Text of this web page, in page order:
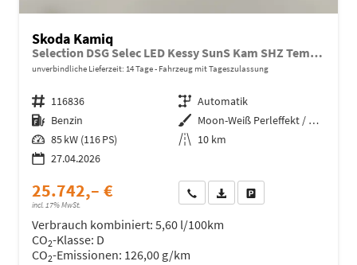
Skoda Kamiq
Selection DSG Selec LED Kessy SunS Kam SHZ Temp PDC
unverbindliche Lieferzeit: 14 Tage Fahrzeug mit Tageszulassung
Fahrzeugnr. 116836 Getriebe Automatik
Kraftstoff Benzin Außenfarbe
Moon-Weiß Perleffekt / Dach in B
Leistung 85 kW (116 PS) Kilometerstand 10 km
27.04.2026
25.742,– €
incl. 17% MwSt.
Wir rufen Sie anFahrzeugexposé (PDF)
Verbrauch kombiniert: 5,60 l/100km
CO2-Klasse: D
CO2-Emissionen: 126,00 g/km